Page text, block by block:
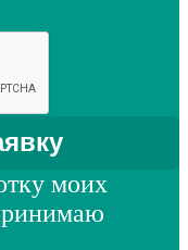
моих